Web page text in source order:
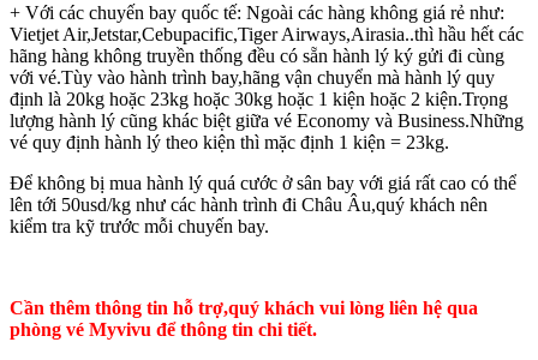
+ Với các chuyến bay quốc tế: Ngoài các hàng không giá rẻ như:
Vietjet Air,Jetstar,Cebupacific,Tiger Airways,Airasia..thì hầu hết các
hãng hàng không truyền thống đều có sẵn hành lý ký gửi đi cùng
với vé.Tùy vào hành trình bay,hãng vận chuyển mà hành lý quy
định là 20kg hoặc 23kg hoặc 30kg hoặc 1 kiện hoặc 2 kiện.Trọng
lượng hành lý cũng khác biệt giữa vé Economy và Business.Những
vé quy định hành lý theo kiện thì mặc định 1 kiện = 23kg.
Để không bị mua hành lý quá cước ở sân bay với giá rất cao có thể
lên tới 50usd/kg như các hành trình đi Châu Âu,quý khách nên
kiểm tra kỹ trước mỗi chuyến bay.
Cần thêm thông tin hỗ trợ,quý khách vui lòng liên hệ qua
phòng vé Myvivu để thông tin chi tiết.